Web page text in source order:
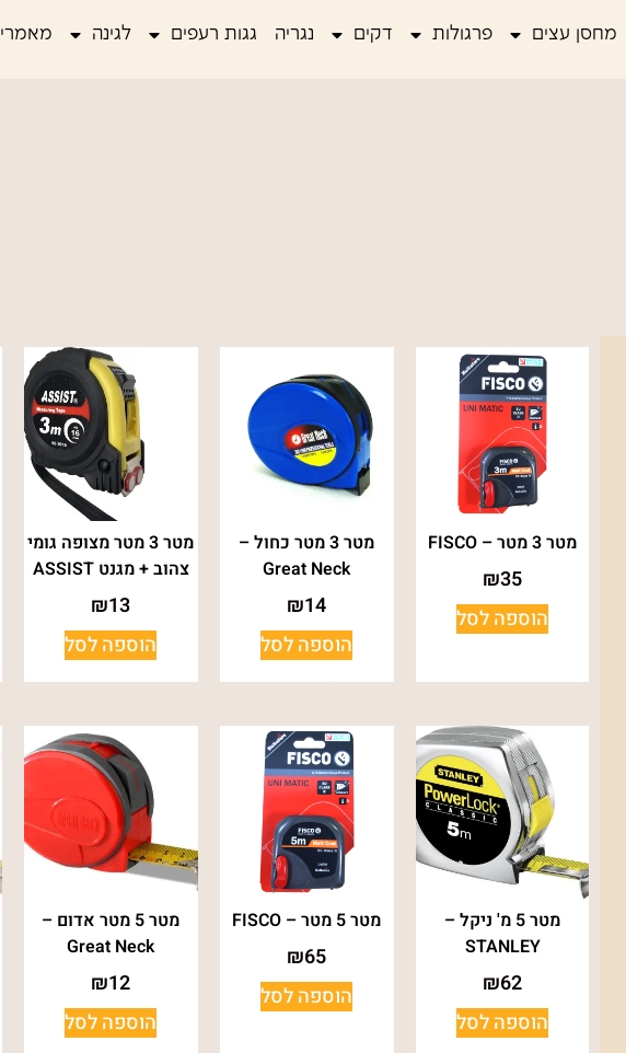
מחסן עצים פרגולות דקים נגריה גגות רעפים לגינה
מטר 3 מטר – FISCO
₪35
הוספה לסל
מטר 3 מטר כחול –
Great Neck
₪14
הוספה לסל
מטר 3 מטר מצופה גומי
צהוב + מגנט ASSIST
₪13
הוספה לסל
מטר 5 מ' ניקל –
STANLEY
₪62
הוספה לסל
מטר 5 מטר – FISCO
₪65
הוספה לסל
מטר 5 מטר אדום –
Great Neck
₪12
הוספה לסל